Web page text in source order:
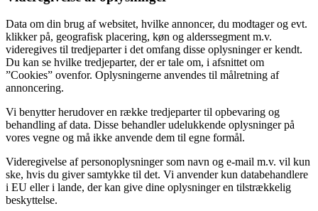
Data om din brug af websitet, hvilke annoncer, du modtager og evt.
klikker på, geografisk placering, køn og alderssegment m.v.
videregives til tredjeparter i det omfang disse oplysninger er kendt.
Du kan se hvilke tredjeparter, der er tale om, i afsnittet om
”Cookies” ovenfor. Oplysningerne anvendes til målretning af
annoncering.
Vi benytter herudover en række tredjeparter til opbevaring og
behandling af data. Disse behandler udelukkende oplysninger på
vores vegne og må ikke anvende dem til egne formål.
Videregivelse af personoplysninger som navn og e-mail m.v. vil kun
ske, hvis du giver samtykke til det. Vi anvender kun databehandlere
i EU eller i lande, der kan give dine oplysninger en tilstrækkelig
beskyttelse.